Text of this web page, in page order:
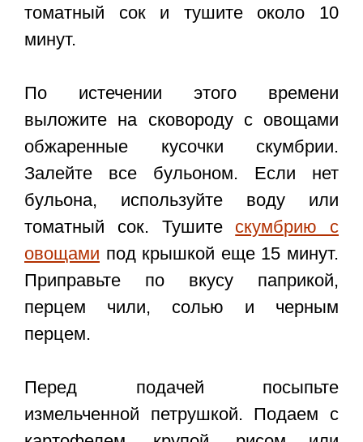
томатный сок и тушите около 10
минут.
По истечении этого времени
выложите на сковороду с овощами
обжаренные кусочки скумбрии.
Залейте все бульоном. Если нет
бульона, используйте воду или
томатный сок. Тушите скумбрию с
овощами под крышкой еще 15 минут.
Приправьте по вкусу паприкой,
перцем чили, солью и черным
перцем.
Перед подачей посыпьте
измельченной петрушкой. Подаем с